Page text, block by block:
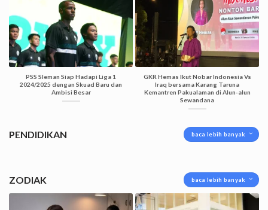
PSS Sleman Siap Hadapi Liga 1
2024/2025 dengan Skuad Baru dan
Ambisi Besar
GKR Hemas Ikut Nobar Indonesia Vs
Iraq bersama Karang Taruna
Kemantren Pakualaman di Alun-alun
Sewandana
PENDIDIKAN baca lebih banyak
ZODIAK baca lebih banyak